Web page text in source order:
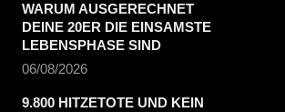
WARUM AUSGERECHNET
DEINE 20ER DIE EINSAMSTE
LEBENSPHASE SIND
06/08/2026
9.800 HITZETOTE UND KEIN